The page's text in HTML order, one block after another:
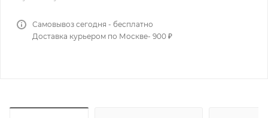
Самовывоз сегодня - бесплатно
Доставка курьером по Москве- 900 ₽